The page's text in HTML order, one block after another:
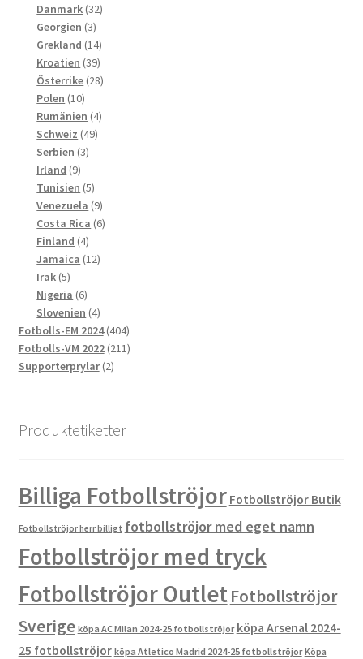
produkter
Danmark 3232
Georgien 33
produkter
Grekland 1414
produkter
Kroatien 3939
produkter
Österrike 2828
Polen 1010
produkter
Rumänien 44
Schweiz 4949
Serbien 33
Irland 99
produkter
Tunisien 55
produkter
Venezuela 99
produkter
Costa Rica 66
Finland 44
produkter
Jamaica 1212
Irak 55
produkter
Nigeria 66
produkter
Slovenien 44
produkter
Fotbolls-EM 2024 404404
produkter
Fotbolls-VM 2022 211211
Supporterprylar 22
Produktetiketter
Billiga Fotbollströjor Fotbollströjor Butik
Fotbollströjor herr billigt fotbollströjor med eget namn
Fotbollströjor med tryck
Fotbollströjor OutletFotbollströjor
Sverige köpa AC Milan 2024-25 fotbollströjor köpa Arsenal 2024-
25 fotbollströjor köpa Atletico Madrid 2024-25 fotbollströjor Köpa